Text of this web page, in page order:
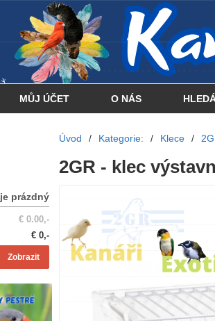
... . . . . . . . . . . . . . . . . . . . . . . . .
MŮJ ÚČET O NÁS
je prázdný
€ 0.00,-
€ 0,-
Zobrazit
Úvod / Kategorie: / Klece /
2GR - klec